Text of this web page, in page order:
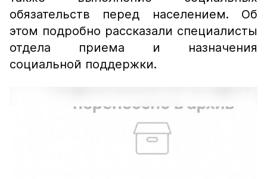
обязательств перед населением. Об
этом подробно рассказали специалисты
отдела приема и назначения
социальной поддержки.